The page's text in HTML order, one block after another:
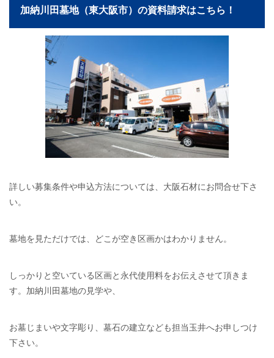
加納川田墓地（東大阪市）の資料請求はこちら！
詳しい募集条件や申込方法については、大阪石材にお問合せ下さ
い。
墓地を見ただけでは、どこが空き区画かはわかりません。
しっかりと空いている区画と永代使用料をお伝えさせて頂きま
す。加納川田墓地の見学や、
お墓じまいや文字彫り、墓石の建立なども担当玉井へお申しつけ
下さい。